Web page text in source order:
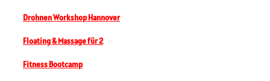
Drohnen Workshop Hannover
Floating & Massage für 2
Fitness Bootcamp